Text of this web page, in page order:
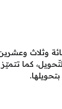
وثلاث
كما